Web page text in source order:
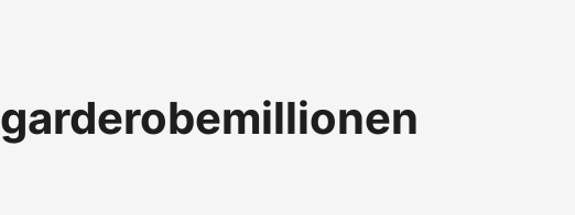
garderobemillionen